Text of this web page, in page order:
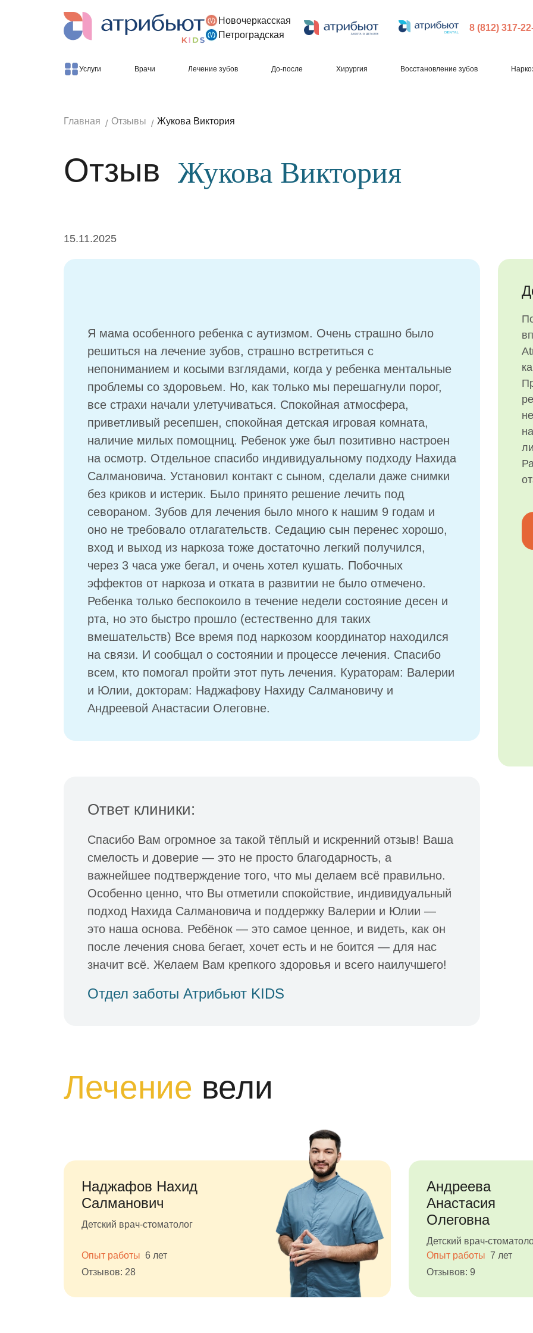
Версия для слабовидящих
Новочеркасская
Петроградская
8 (812) 317-
Услуги Врачи Лечение зубов До-после Хирургия Восстановление зубов
Главная Отзывы Жукова Виктория
Отзыв Жукова Виктория
15.11.2025
Я мама особенного ребенка с аутизмом. Очень страшно было
решиться на лечение зубов, страшно встретиться с
непониманием и косыми взглядами, когда у ребенка ментальные
проблемы со здоровьем. Но, как только мы перешагнули порог,
все страхи начали улетучиваться. Спокойная атмосфера,
приветливый ресепшен, спокойная детская игровая комната,
наличие милых помощниц. Ребенок уже был позитивно настроен
на осмотр. Отдельное спасибо индивидуальному подходу Нахида
Салмановича. Установил контакт с сыном, сделали даже снимки
без криков и истерик. Было принято решение лечить под
севораном. Зубов для лечения было много к нашим 9 годам и
оно не требовало отлагательств. Седацию сын перенес хорошо,
вход и выход из наркоза тоже достаточно легкий получился,
через 3 часа уже бегал, и очень хотел кушать. Побочных
эффектов от наркоза и отката в развитии не было отмечено.
Ребенка только беспокоило в течение недели состояние десен и
рта, но это быстро прошло (естественно для таких
вмешательств) Все время под наркозом координатор находился
на связи. И сообщал о состоянии и процессе лечения. Спасибо
всем, кто помогал пройти этот путь лечения. Кураторам: Валерии
и Юлии, докторам: Наджафову Нахиду Салмановичу и
Андреевой Анастасии Олеговне.
Ответ клиники:
Спасибо Вам огромное за такой тёплый и искренний отзыв! Ваша
смелость и доверие — это не просто благодарность, а
важнейшее подтверждение того, что мы делаем всё правильно.
Особенно ценно, что Вы отметили спокойствие, индивидуальный
подход Нахида Салмановича и поддержку Валерии и Юлии —
это наша основа. Ребёнок — это самое ценное, и видеть, как он
после лечения снова бегает, хочет есть и не боится — для нас
значит всё. Желаем Вам крепкого здоровья и всего наилучшего!
Отдел заботы Атрибьют KIDS
Лечение вели
Наджафов Нахид
Салманович
Детский врач-стоматолог
Опыт работы 6 лет
Отзывов: 28
Андреева
Анастасия
Олеговна
Детский врач-
Опыт работы 7 лет
Отзывов: 9